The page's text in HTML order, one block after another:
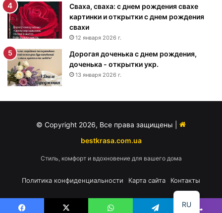
е
н
и
я
м
у
ж
ч
и
Сваха, сваха: с днем рождения свахе
картинки и открытки с днем рождения
свахи
12 января 2026 г.
Дорогая доченька с днем рождения,
доченька - открытки укр.
13 января 2026 г.
© Copyright 2026, Все права защищены |
bestkrasa.com.ua
Стиль, комфорт и вдохновение для вашего дома
Политика конфиденциальности Карта сайта Контакты
RU